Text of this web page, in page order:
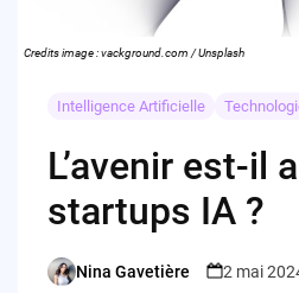
Credits image : vackground.com / Unsplash
Intelligence Artificielle
L’avenir est-il
startups IA ?
Posted
Nina Gavetière 2 mai